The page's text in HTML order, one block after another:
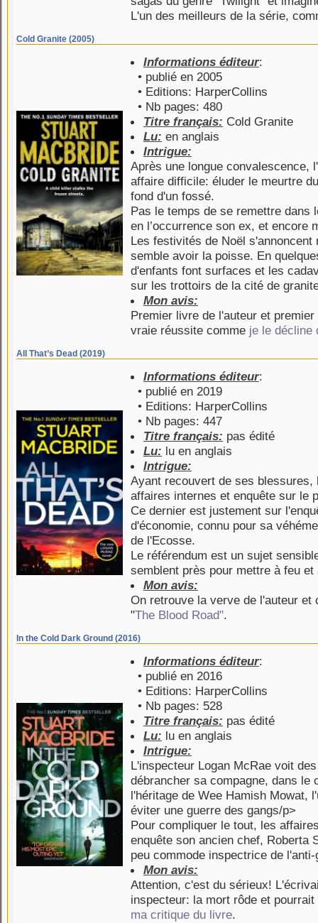
L'un des meilleurs de la série,
Cold Granite (2005)
Informations éditeur:
• publié en 2005
• Editions: HarperCollins
• Nb pages: 480
Titre français: Cold Granite
Lu: en anglais
Intrigue:
Après une longue convalescence,
affaire difficile: éluder le meurtre
fond d'un fossé.
Pas le temps de se remettre dans
en l’occurrence son ex, et encore
Les festivités de Noël
semble avoir la poisse. En
d'enfants font surfaces et les
sur les trottoirs de la cité de
Mon avis:
Premier livre de l'auteur et
vraie réussite comme je le décline
All That’s Dead (2019)
Informations éditeur:
• publié en 2019
• Editions: HarperCollins
• Nb pages: 447
Titre français: pas édité
Lu: lu en anglais
Intrigue:
Ayant recouvert de ses
affaires internes et enquête sur le
Ce dernier est justement sur
d'économie, connu pour sa
de l'Ecosse.
Le référendum est un sujet
semblent près pour mettre à feu
Mon avis:
On retrouve la verve de l'auteur
"The Blood Road".
In the Cold Dark Ground (2016)
Informations éditeur:
• publié en 2016
• Editions: HarperCollins
• Nb pages: 528
Titre français: pas édité
Lu: lu en anglais
Intrigue:
L'inspecteur Logan McRae voit
débrancher sa compagne, dans le
l'héritage de Wee Hamish Mowat,
éviter une guerre des gangs/p>
Pour compliquer le tout, les
enquête son ancien chef, Roberta
peu commode inspectrice de
Mon avis:
Attention, c'est du sérieux!
inspecteur: la mort rôde et
ma critique du livre.